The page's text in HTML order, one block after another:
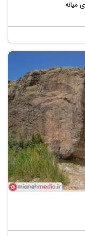
میانه